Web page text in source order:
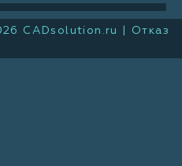
CADsolution.ru | Отказ